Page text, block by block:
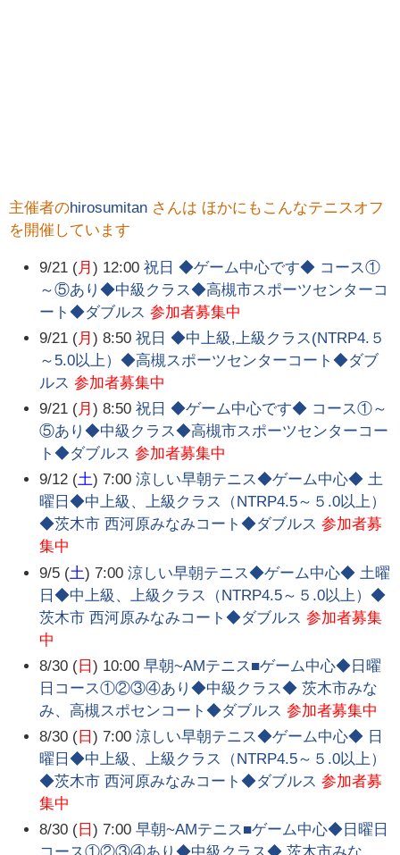
主催者のhirosumitan さんは ほかにもこんなテニスオフ
を開催しています
9/21 (月) 12:00 祝日 ◆ゲーム中心です◆ コース①
～⑤あり◆中級クラス◆高槻市スポーツセンターコ
ート◆ダブルス 参加者募集中
9/21 (月) 8:50 祝日 ◆中上級,上級クラス(NTRP4.５
～5.0以上）◆高槻スポーツセンターコート◆ダブ
ルス 参加者募集中
9/21 (月) 8:50 祝日 ◆ゲーム中心です◆ コース①～
⑤あり◆中級クラス◆高槻市スポーツセンターコー
ト◆ダブルス 参加者募集中
9/12 (土) 7:00 涼しい早朝テニス◆ゲーム中心◆ 土
曜日◆中上級、上級クラス（NTRP4.5～５.0以上）
◆茨木市 西河原みなみコート◆ダブルス 参加者募
集中
9/5 (土) 7:00 涼しい早朝テニス◆ゲーム中心◆ 土曜
日◆中上級、上級クラス（NTRP4.5～５.0以上）◆
茨木市 西河原みなみコート◆ダブルス 参加者募集
中
8/30 ( 日) 10:00 早朝~AMテニス■ゲーム中心◆日曜
日コース①②③④あり◆中級クラス◆ 茨木市みな
み、高槻スポセンコート◆ダブルス 参加者募集中
8/30 ( 日) 7:00 涼しい早朝テニス◆ゲーム中心◆ 日
曜日◆中上級、上級クラス（NTRP4.5～５.0以上）
◆茨木市 西河原みなみコート◆ダブルス 参加者募
集中
8/30 ( 日) 7:00 早朝~AMテニス■ゲーム中心◆日曜日